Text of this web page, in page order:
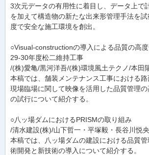
3次元データの有用性に着目し、データ上で
を加えて構造物の新たな出来形管理手法を
度で安全な施工環境を創出。
○Visual-constructionの導入による品質の高
29-30年度松二維持工事
/(株)愛亀/黒河洋吾/(株)環境風土テクノ/本田
本稿では、舗装メンテナンス工事における路
現場臨場に関して映像を活用した品質管理
の試行について紹介する。
○八ッ場ダムにおけるPRISMの取り組み
/清水建設(株)/山下哲一・平塚毅・長谷川悦
本稿では、八ッ場ダムの建設における品質
術開発と新技術の導入について紹介する。